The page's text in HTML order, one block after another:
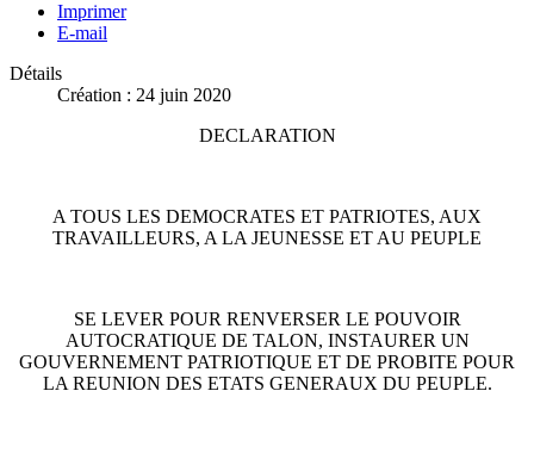
Imprimer
E-mail
Détails
Création : 24 juin 2020
DECLARATION
A TOUS LES DEMOCRATES ET PATRIOTES, AUX
TRAVAILLEURS, A LA JEUNESSE ET AU PEUPLE
SE LEVER POUR RENVERSER LE POUVOIR
AUTOCRATIQUE DE TALON, INSTAURER UN
GOUVERNEMENT PATRIOTIQUE ET DE PROBITE POUR
LA REUNION DES ETATS GENERAUX DU PEUPLE.